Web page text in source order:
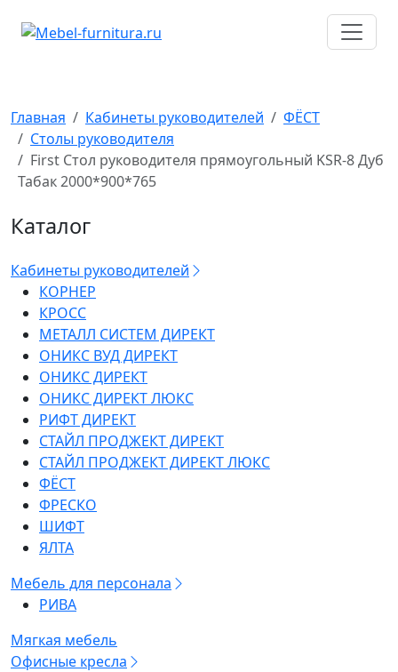
Главная Кабинеты руководителей
ФЁСТ
Столы руководителя
First Стол руководителя прямоугольный KSR-8 Дуб
Табак 2000*900*765
Каталог
Кабинеты руководителей
КОРНЕР
КРОСС
МЕТАЛЛ СИСТЕМ ДИРЕКТ
ОНИКС ВУД ДИРЕКТ
ОНИКС ДИРЕКТ
ОНИКС ДИРЕКТ ЛЮКС
РИФТ ДИРЕКТ
СТАЙЛ ПРОДЖЕКТ ДИРЕКТ
СТАЙЛ ПРОДЖЕКТ ДИРЕКТ ЛЮКС
ФЁСТ
ФРЕСКО
ШИФТ
ЯЛТА
Мебель для персонала
РИВА
Мягкая мебель
Офисные кресла